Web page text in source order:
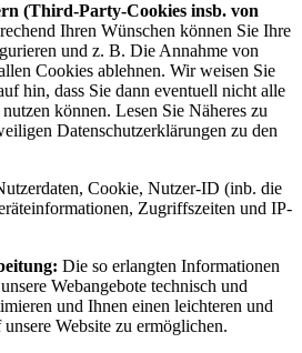
(Third-Party-Cookies insb. von
Ihren Wünschen können Sie Ihre
und z. B. Die Annahme von
Cookies ablehnen. Wir weisen Sie
hin, dass Sie dann eventuell nicht alle
können. Lesen Sie Näheres zu
Datenschutzerklärungen zu den
Cookie, Nutzer-ID (inb. die
Zugriffszeiten und IP-
Die so erlangten Informationen
Webangebote technisch und
und Ihnen einen leichteren und
Website zu ermöglichen.